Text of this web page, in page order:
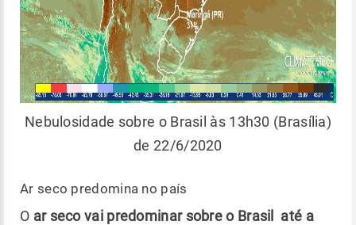
Nebulosidade sobre o Brasil às 13h30 (Brasília)
de 22/6/2020
Ar seco predomina no país
O ar seco vai predominar sobre o Brasil até a